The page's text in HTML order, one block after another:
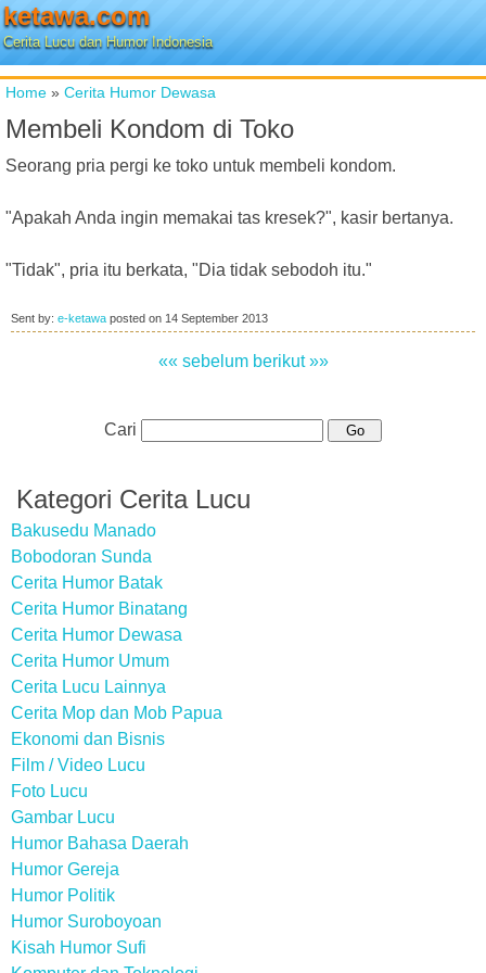
ketawa.com
Cerita Lucu dan Humor Indonesia
Home » Cerita Humor Dewasa
Membeli Kondom di Toko
Seorang pria pergi ke toko untuk membeli kondom.
"Apakah Anda ingin memakai tas kresek?", kasir bertanya.
"Tidak", pria itu berkata, "Dia tidak sebodoh itu."
Sent by: e-ketawa posted on 14 September 2013
«« sebelum berikut »»
Cari
Kategori Cerita Lucu
Bakusedu Manado
Bobodoran Sunda
Cerita Humor Batak
Cerita Humor Binatang
Cerita Humor Dewasa
Cerita Humor Umum
Cerita Lucu Lainnya
Cerita Mop dan Mob Papua
Ekonomi dan Bisnis
Film / Video Lucu
Foto Lucu
Gambar Lucu
Humor Bahasa Daerah
Humor Gereja
Humor Politik
Humor Suroboyoan
Kisah Humor Sufi